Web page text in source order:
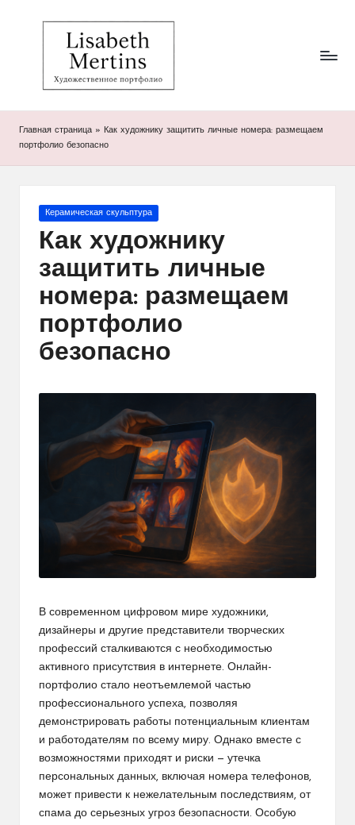
содержимому
b
et
h
M
er
Художественное
портфолио
Мертинс
Главная страница »
Как художнику защитить личные номера: размещаем
портфолио безопасно
Опубликовано
Керамическая скульптура
Как художнику
защитить личные
номера: размещаем
портфолио
безопасно
В современном цифровом мире художники,
дизайнеры и другие представители творческих
профессий сталкиваются с необходимостью
активного присутствия в интернете. Онлайн-
портфолио стало неотъемлемой частью
профессионального успеха, позволяя
демонстрировать работы потенциальным клиентам
и работодателям по всему миру. Однако вместе с
возможностями приходят и риски — утечка
персональных данных, включая номера телефонов,
может привести к нежелательным последствиям, от
спама до серьезных угроз безопасности. Особую